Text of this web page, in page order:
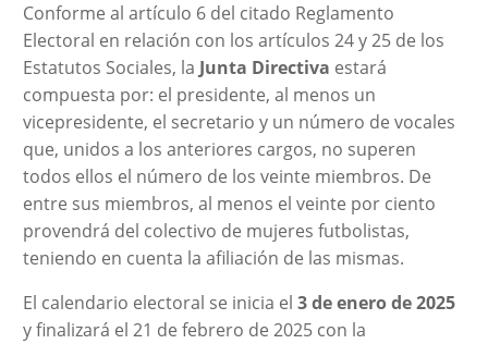
Conforme al artículo 6 del citado Reglamento
Electoral en relación con los artículos 24 y 25 de los
Estatutos Sociales, la Junta Directiva estará
compuesta por: el presidente, al menos un
vicepresidente, el secretario y un número de vocales
que, unidos a los anteriores cargos, no superen
todos ellos el número de los veinte miembros. De
entre sus miembros, al menos el veinte por ciento
provendrá del colectivo de mujeres futbolistas,
teniendo en cuenta la afiliación de las mismas.
El calendario electoral se inicia el3 de enero de 2025
y finalizará el 21 de febrero de 2025 con la